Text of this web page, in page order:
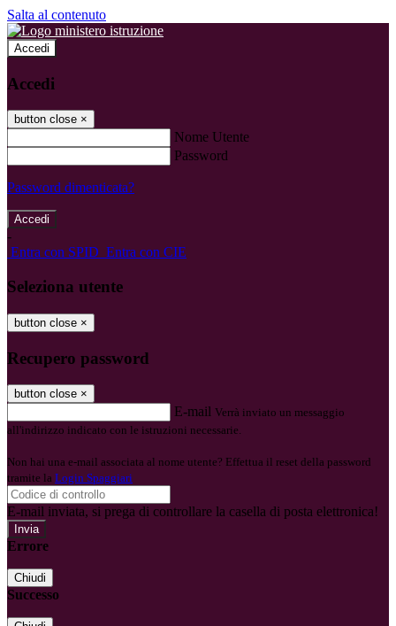
Salta al contenuto
Accedi
Accedi
button close ×
Nome Utente
Password
Password dimenticata?
-
Entra con SPID Entra con CIE
Seleziona utente
button close ×
Recupero password
button close ×
E-mail Verrà inviato un messaggio
all'indirizzo indicato con le istruzioni necessarie.
Non hai una e-mail associata al nome utente? Effettua il reset della password
tramite la Login Spaggiari
E-mail inviata, si prega di controllare la casella di posta elettronica!
Errore
Chiudi
Successo